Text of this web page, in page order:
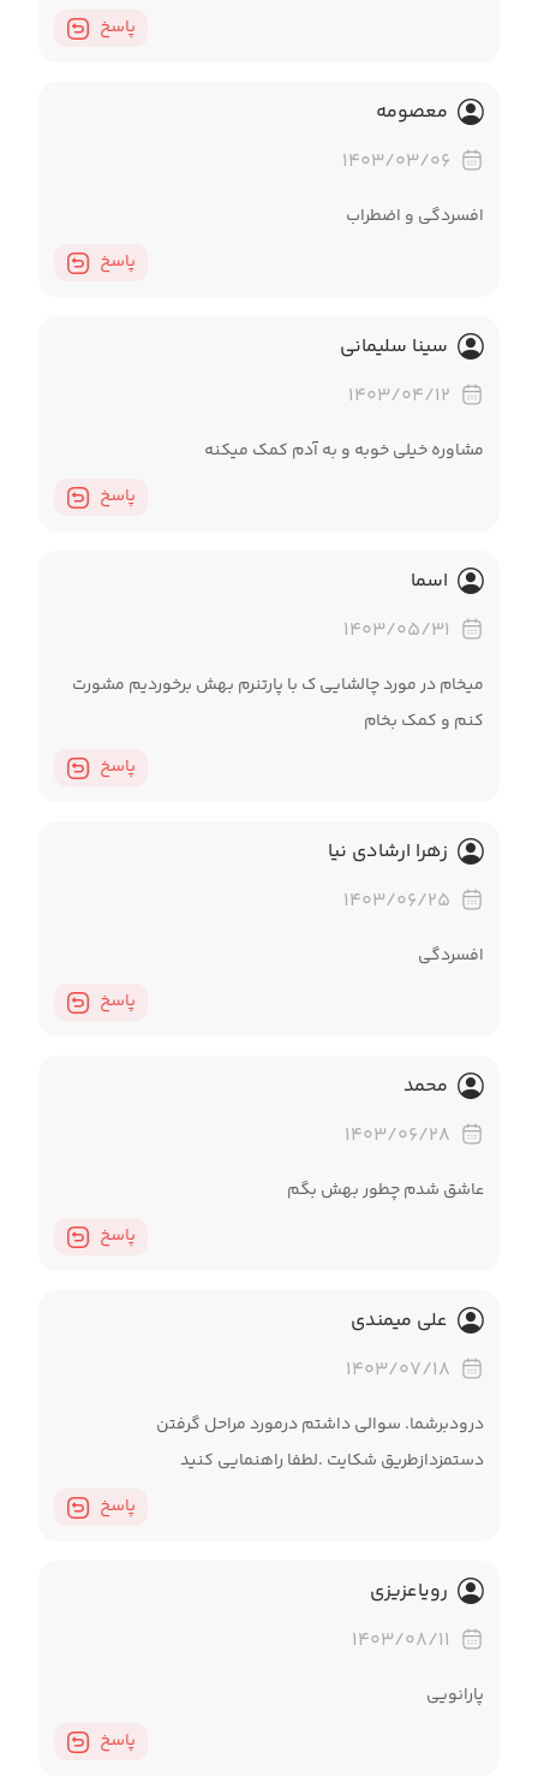
پاسخ
معصومه
۱۴۰۳/۰۳/۰۶
افسردگی و اضطراب
پاسخ
سینا سلیمانی
۱۴۰۳/۰۴/۱۲
مشاوره خیلی خوبه و به آدم کمک میکنه
پاسخ
اسما
۱۴۰۳/۰۵/۳۱
میخام در مورد چالشایی ک با پارتنرم بهش برخوردیم مشورت
کنم و کمک بخام
پاسخ
زهرا ارشادی نیا
۱۴۰۳/۰۶/۲۵
افسردگی
پاسخ
محمد
۱۴۰۳/۰۶/۲۸
عاشق شدم چطور بهش بگم
پاسخ
علی میمندی
۱۴۰۳/۰۷/۱۸
درودبرشما. سوالی داشتم درمورد مراحل گرفتن
دستمزدازطریق شکایت .لطفا راهنمایی کنید
پاسخ
رویاعزیزی
۱۴۰۳/۰۸/۱۱
پارانویی
پاسخ